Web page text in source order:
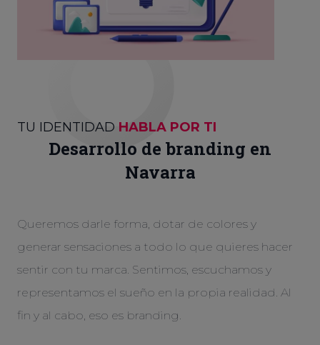
TU IDENTIDAD HABLA POR TI
Desarrollo de branding en
Navarra
Queremos darle forma, dotar de colores y
generar sensaciones a todo lo que quieres hacer
sentir con tu marca. Sentimos, escuchamos y
representamos el sueño en la propia realidad. Al
fin y al cabo, eso es branding.